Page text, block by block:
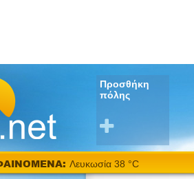
Προσθήκη
πόλης
Λευκωσία 38 °C